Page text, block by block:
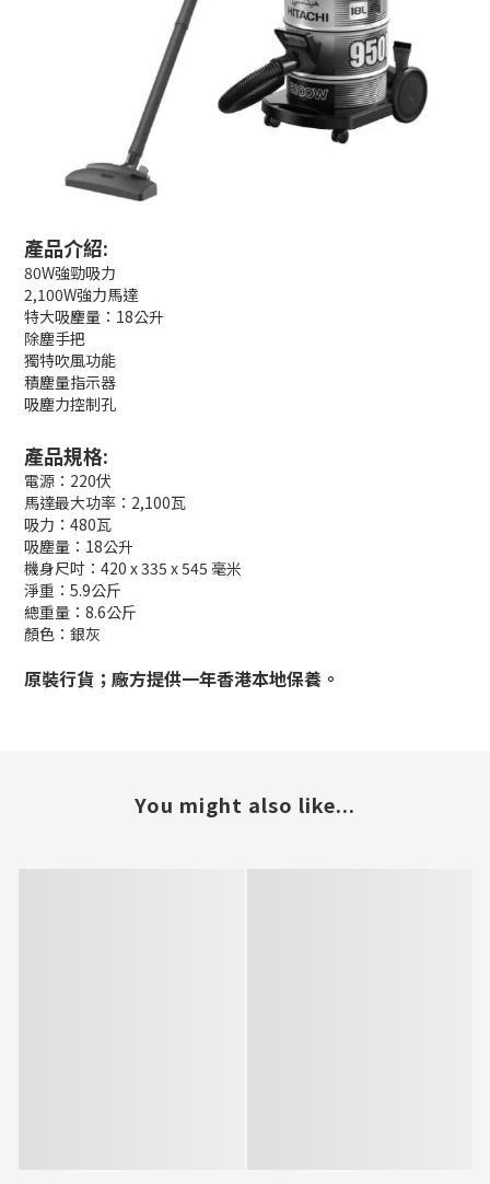
產品介紹:
80W強勁吸力
2,100W強力馬達
特大吸麈量：18公升
除塵手把
獨特吹風功能
積塵量指示器
吸塵力控制孔
產品規格:
電源：220伏
馬達最大功率：2,100瓦
吸力：480瓦
吸塵量：18公升
機身尺吋：420 x 335 x 545 毫米
淨重：5.9公斤
總重量：8.6公斤
顏色：銀灰
原裝行貨；廠方提供一年香港本地保養。
You might also like...